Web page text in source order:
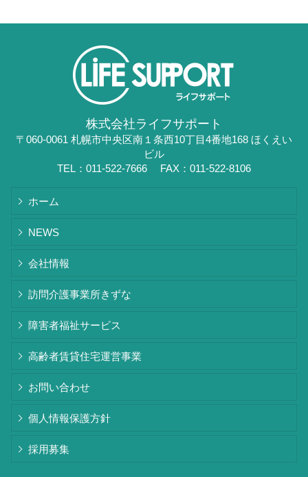
株式会社ライフサポート
〒060-0061 札幌市中央区南１条西10丁目4番地168 ほくえい
ビル
TEL：011-522-7666
FAX：011-522-8106
ホーム
NEWS
会社情報
訪問介護事業所きずな
障害者福祉サービス
高齢者賃貸住宅運営事業
お問い合わせ
個人情報保護方針
採用募集